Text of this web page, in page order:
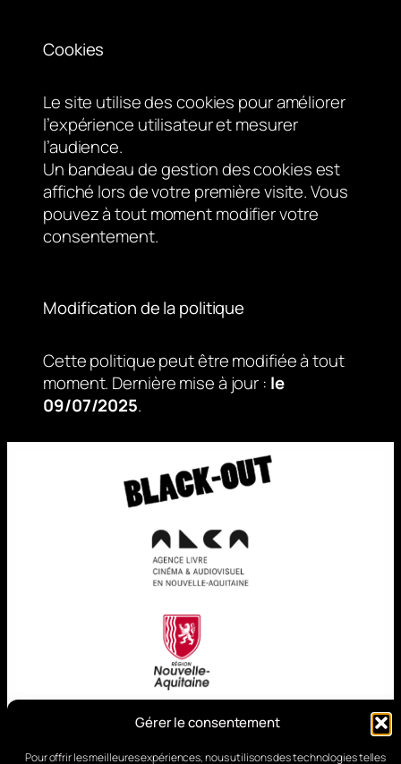
Gérer le consentement
Pour offrir les meilleures expériences, nous utilisons des technologies telles
Cookies
Le site utilise des cookies pour améliorer
l’expérience utilisateur et mesurer
l’audience.
Un bandeau de gestion des cookies est
affiché lors de votre première visite. Vous
pouvez à tout moment modifier votre
consentement.
Modification de la politique
Cette politique peut être modifiée à tout
moment. Dernière mise à jour : le
09/07/2025.